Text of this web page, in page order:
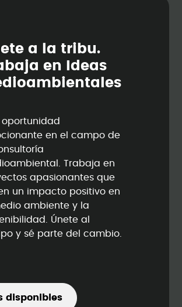
ete a la tribu.
baja en Ideas
dioambienta les
oportunidad
en el campo de
Trabaja en
apasionantes que
un impacto positivo en
ambiente y la
Únete al
y sé parte del cambio.
disponibles